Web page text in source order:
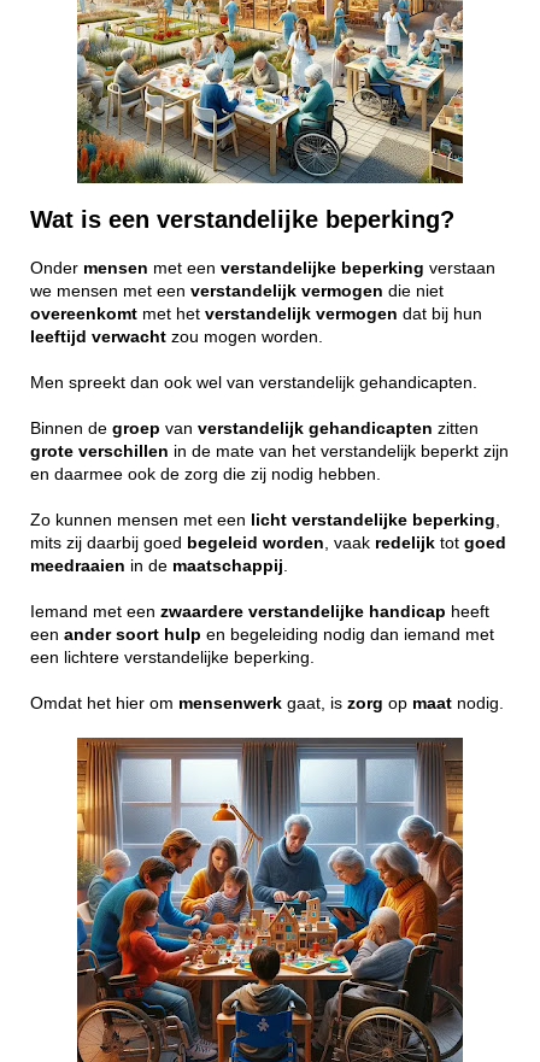
Wat is een verstandelijke beperking?
Onder mensen met een verstandelijke beperking verstaan
we mensen met een verstandelijk vermogen die niet
overeenkomt met het verstandelijk vermogen dat bij hun
leeftijd verwacht zou mogen worden.
Men spreekt dan ook wel van verstandelijk gehandicapten.
Binnen de groep van verstandelijk gehandicapten zitten
grote verschillen in de mate van het verstandelijk beperkt zijn
en daarmee ook de zorg die zij nodig hebben.
Zo kunnen mensen met een licht verstandelijke beperking,
mits zij daarbij goed begeleid worden, vaak redelijk tot goed
meedraaien in de maatschappij.
Iemand met een zwaardere verstandelijke handicap heeft
een ander soort hulp en begeleiding nodig dan iemand met
een lichtere verstandelijke beperking.
Omdat het hier om mensenwerk gaat, is zorg op maat nodig.